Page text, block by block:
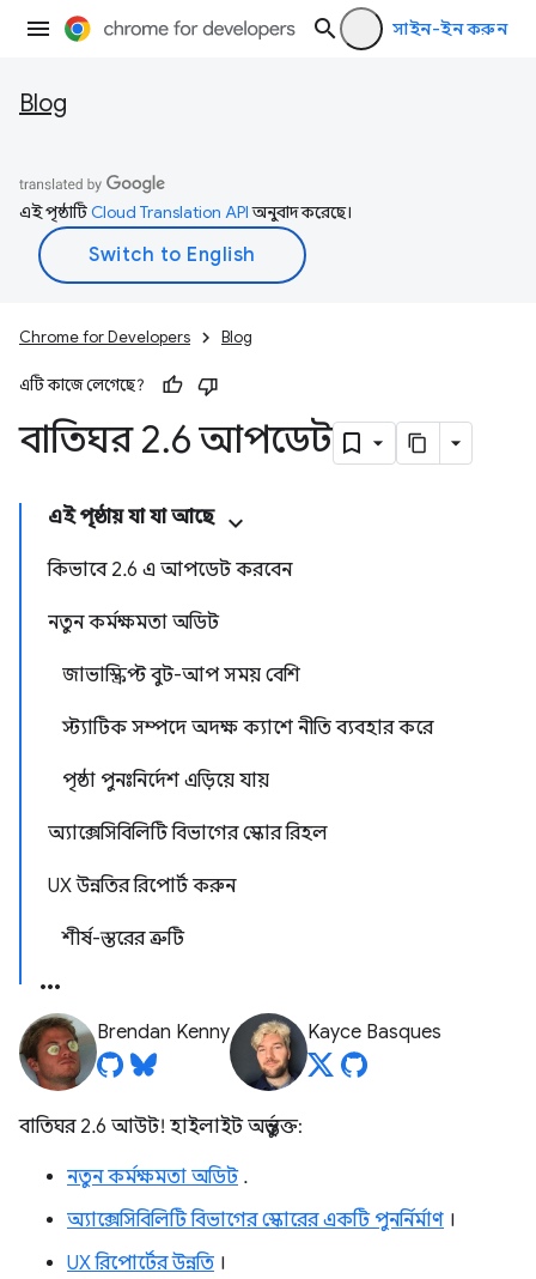
সাইন-ইন করুন
Blog
এই পৃষ্ঠাটিCloud Translation APIঅনুবাদ করেছে।
Chrome for Developers Blog
এটি কাজে লেগেছে?
বাতিঘর 2.6 আপডেট
এই পৃষ্ঠায় যা যা আছে
কিভাবে 2.6 এ আপডেট করবেন
নতুন কর্মক্ষমতা অডিট
জাভাস্ক্রিপ্ট বুট-আপ সময় বেশি
স্ট্যাটিক সম্পদে অদক্ষ ক্যাশে নীতি ব্যবহার করে
পৃষ্ঠা পুনঃনির্দেশ এড়িয়ে যায়
অ্যাক্সেসিবিলিটি বিভাগের স্কোর রিহল
UX উন্নতির রিপোর্ট করুন
শীর্ষ-স্তরের ত্রুটি
Brendan Kenny Kayce Basques
বাতিঘর 2.6 আউট! হাইলাইট অন্তর্ভুক্ত:
নতুন কর্মক্ষমতা অডিট.
অ্যাক্সেসিবিলিটি বিভাগের স্কোরের একটি পুনর্নির্মাণ ।
UX রিপোর্টের উন্নতি ।